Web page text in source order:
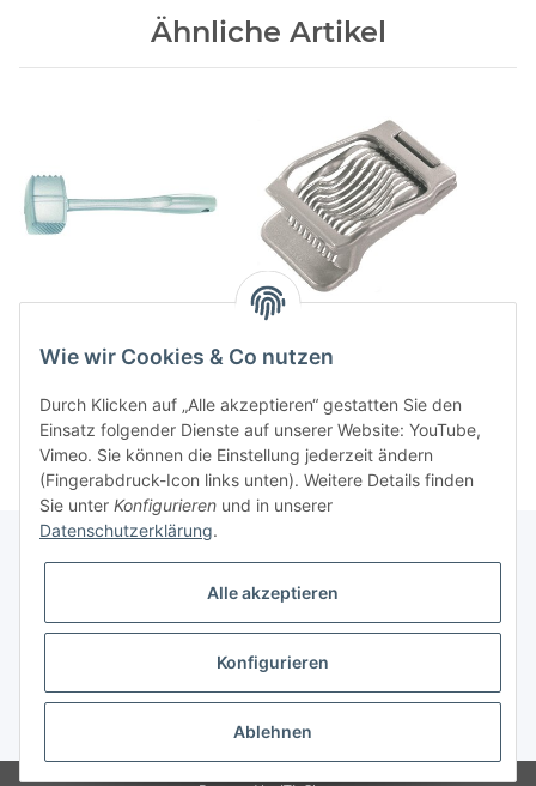
Ähnliche Artikel
Spezial
44,10 CHF*
Gesetzliche Informationen
* Alle Preise inkl. gesetzlicher USt., zzgl.Versand
Wie wir Cookies & Co nutzen
Durch Klicken auf „Alle akzeptieren“ gestatten Sie den
Einsatz folgender Dienste auf unserer Website: YouTube,
Vimeo. Sie können die Einstellung jederzeit ändern
(Fingerabdruck-Icon links unten). Weitere Details finden
Sie unter Konfigurieren und in unserer
Datenschutzerklärung.
Alle akzeptieren
Konfigurieren
Ablehnen